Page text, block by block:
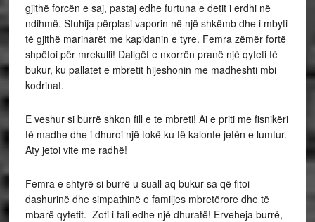
gjithë forcën e saj, pastaj edhe furtuna e detit i erdhi në
ndihmë. Stuhija përplasi vaporin në një shkëmb dhe i mbyti
të gjithë marinarët me kapidanin e tyre. Femra zëmër fortë
shpëtoi për mrekulli! Dallgët e nxorrën pranë një qyteti të
bukur, ku pallatet e mbretit hijeshonin me madheshti mbi
kodrinat.
E veshur si burrë shkon fill e te mbreti! Ai e priti me fisnikëri
të madhe dhe i dhuroi një tokë ku të kalonte jetën e lumtur.
Aty jetoi vite me radhë!
Femra e shtyrë si burrë u suall aq bukur sa që fitoi
dashurinë dhe simpathinë e familjes mbretërore dhe të
mbarë qytetit. Zoti i fali edhe një dhuratë! Erveheja burrë,